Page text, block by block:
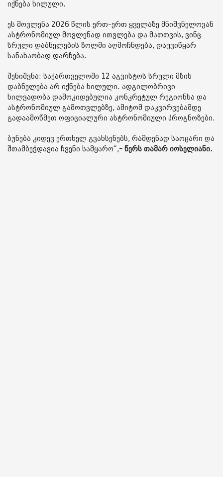
იქნება ხილული.
ეს მოვლენა 2026 წლის ერთ-ერთ ყველაზე მნიშვნელოვან
ასტრონომიულ მოვლენად ითვლება და მათთვის, ვინც
სრული დაბნელების ზოლში აღმოჩნდება, დაუვიწყარ
სანახაობად დარჩება.
შენიშვნა: საქართველოში 12 აგვისტოს სრული მზის
დაბნელება არ იქნება ხილული. ადგილობრივი
ხილვადობა დამოკიდებულია კონკრეტულ რეგიონსა და
ასტრონომიულ გამოთვლებზე, ამიტომ დაკვირვებამდე
გადაამოწმეთ ოფიციალური ასტრონომიული პროგნოზები.
ბუნება კიდევ ერთხელ გვახსენებს, რამდენად საოცარი და
შთამბეჭდავია ჩვენი სამყარო“,- წერს თამარ იოსელიანი.